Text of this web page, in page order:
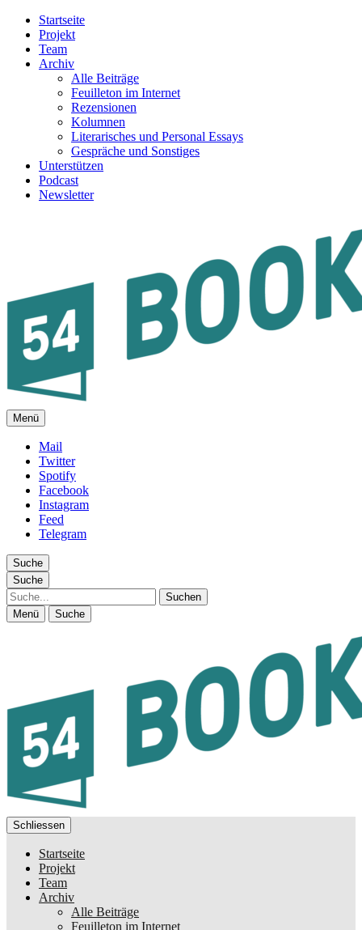
Startseite
Projekt
Team
Archiv
Alle Beiträge
Feuilleton im Internet
Rezensionen
Kolumnen
Literarisches und Personal Essays
Gespräche und Sonstiges
Unterstützen
Podcast
Newsletter
FEUILLETON IM INTERNET
Menü
Mail
Twitter
Spotify
Facebook
Instagram
Feed
Telegram
Suche
Suche
Suche
Menü Suche
Schliessen
Startseite
Projekt
Team
Archiv
Alle Beiträge
Feuilleton im Internet